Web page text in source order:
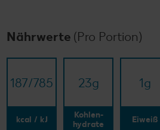
Nährwerte (Pro Portion)
187/​785
kcal / kJ
23g
Kohlen-
hydrate
1g
Eiweiß